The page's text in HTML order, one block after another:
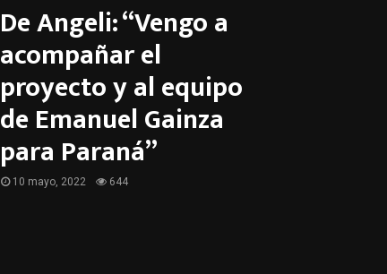
De Angeli: “Vengo a
acompañar el
proyecto y al equipo
de Emanuel Gainza
para Paraná”
10 mayo, 2022 644